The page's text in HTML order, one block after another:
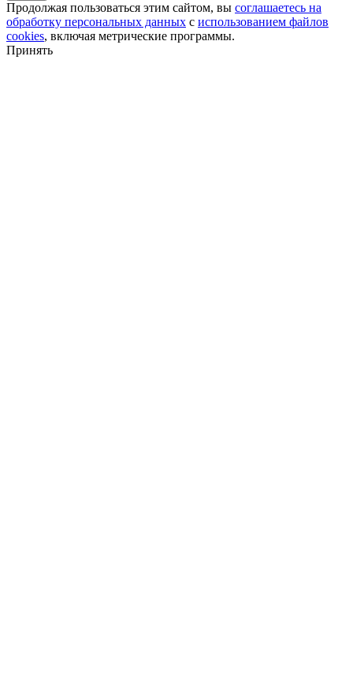
Продолжая пользоваться этим сайтом, вы соглашаетесь на
обработку персональных данных с использованием файлов
cookies, включая метрические программы.
Принять